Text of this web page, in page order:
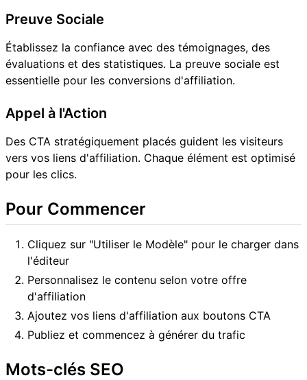
Preuve Sociale
Établissez la confiance avec des témoignages, des
évaluations et des statistiques. La preuve sociale est
essentielle pour les conversions d'affiliation.
Appel à l'Action
Des CTA stratégiquement placés guident les visiteurs
vers vos liens d'affiliation. Chaque élément est optimisé
pour les clics.
Pour Commencer
Cliquez sur "Utiliser le Modèle" pour le charger dans
l'éditeur
Personnalisez le contenu selon votre offre
d'affiliation
Ajoutez vos liens d'affiliation aux boutons CTA
Publiez et commencez à générer du trafic
Mots-clés SEO